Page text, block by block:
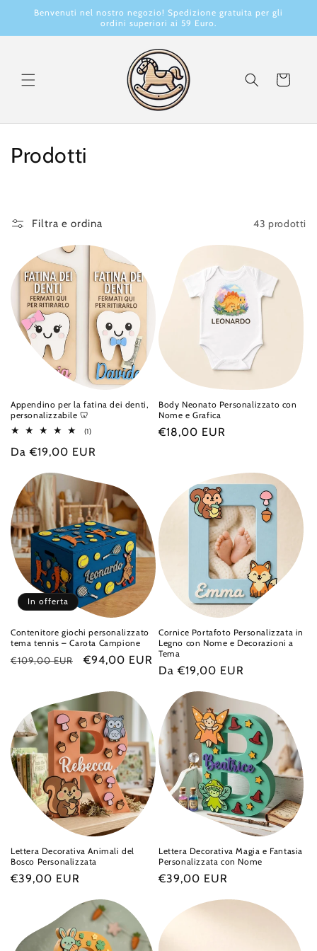
direttamente
Benvenuti nel nostro negozio! Spedizione gratuita per gli
ordini superiori ai 59 Euro.
Carrello
C
e
z
i
e
:
Prodotti
Filtra e ordina 43 prodotti
Appendino per la fatina dei denti,
personalizzabile 🦷
(1)1
totali
Prezzo
listino
Da €19,00 EUR
Body Neonato Personalizzato con
Nome e Grafica
Prezzo
€18,00 EUR
In offerta
Contenitore giochi personalizzato
tema tennis – Carota Campione
Prezzo
€109,00 EUR
Prezzo
€94,00 EUR
Cornice Portafoto Personalizzata in
Legno con Nome e Decorazioni a
Tema
Prezzo
listino
Da €19,00 EUR
Lettera Decorativa Animali del
Bosco Personalizzata
Prezzo
€39,00 EUR
Lettera Decorativa Magia e Fantasia
Personalizzata con Nome
Prezzo
listino
€39,00 EUR